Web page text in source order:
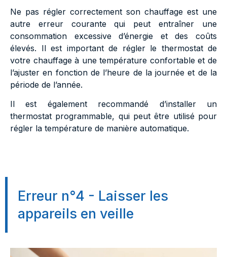
Ne pas régler correctement son chauffage est une
autre erreur courante qui peut entraîner une
consommation excessive d’énergie et des coûts
élevés. Il est important de régler le thermostat de
votre chauffage à une température confortable et de
l’ajuster en fonction de l’heure de la journée et de la
période de l’année.
Il est également recommandé d’installer un
thermostat programmable, qui peut être utilisé pour
régler la température de manière automatique.
Erreur n°4 - Laisser les
appareils en veille